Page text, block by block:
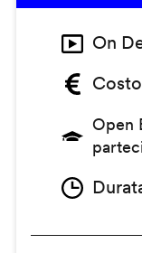
On
Costo
Open